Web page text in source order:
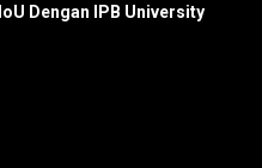
Dengan IPB University